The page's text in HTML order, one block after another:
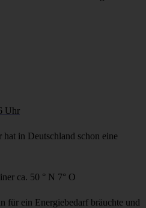
Uhr
in Deutschland schon eine
ca. 50 ° N 7° O
für ein Energiebedarf bräuchte und